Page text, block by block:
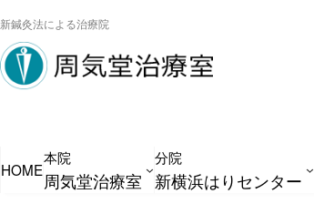
ン
テ
ン
キ
ビ
ゲ
ー
に
新鍼灸法による治療院
HOME
本院
周気堂治療室
分院
新横浜はりセンター